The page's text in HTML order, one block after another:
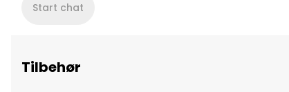
Start chat
Tilbehør